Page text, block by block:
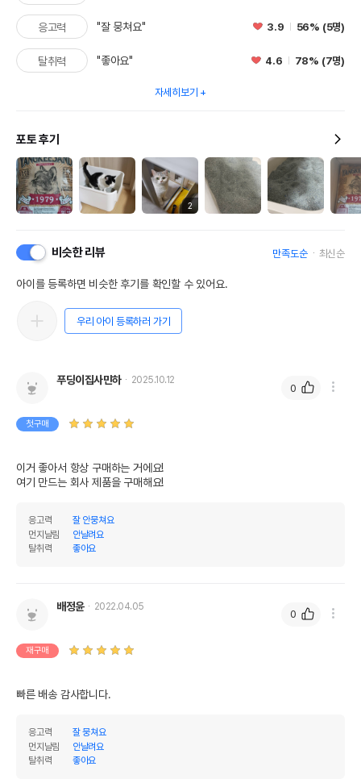
응고력 "잘 뭉쳐요" 3.9 56% (5명)
탈취력 "좋아요" 4.6 78% (7명)
자세히보기
포토 후기
2
비슷한 리뷰 만족도순 최신순
아이를 등록하면 비슷한 후기를 확인할 수 있어요.
우리 아이 등록하러 가기
푸딩이집사민하 2025.10.12
첫구매
이거 좋아서 항상 구매하는 거에요!
여기 만드는 회사 제품을 구매해요!
응고력
잘 안뭉쳐요
먼지날림
안날려요
탈취력
좋아요
0
배정윤 2022.04.05
재구매
빠른 배송 감사합니다.
응고력
잘 뭉쳐요
먼지날림
안날려요
탈취력
좋아요
0